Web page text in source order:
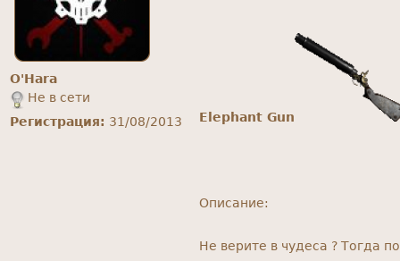
O'Hara
Не в сети
Регистрация: 31/08/2013 Elephant Gun
Описание:
Не верите в чудеса ? Тогда